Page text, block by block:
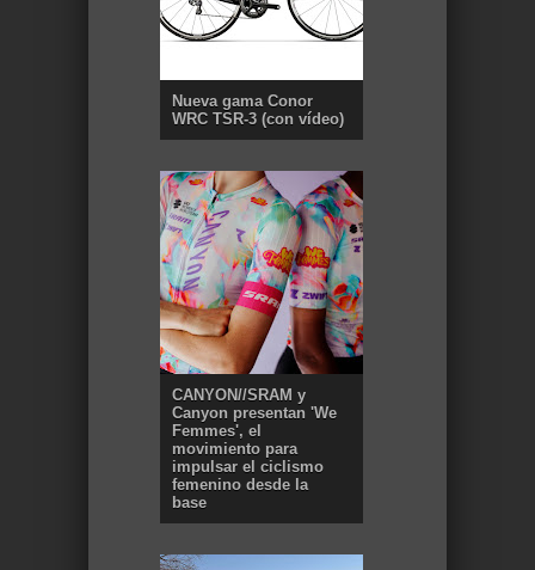
Nueva gama Conor
WRC TSR-3 (con vídeo)
CANYON//SRAM y
Canyon presentan 'We
Femmes', el
movimiento para
impulsar el ciclismo
femenino desde la
base